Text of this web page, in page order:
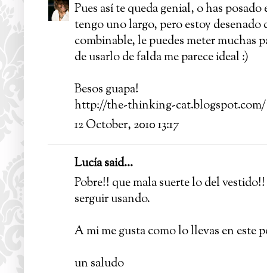
Pues así te queda genial, o has
tengo uno largo, pero estoy
combinable, le puedes meter muchas
de usarlo de falda me parece ideal :)
Besos guapa!
http://the-thinking-cat.blogspot.com/
12 October, 2010 13:17
Lucíasaid...
Pobre!! que mala suerte lo del
serguir usando.
A mi me gusta como lo llevas en este
un saludo